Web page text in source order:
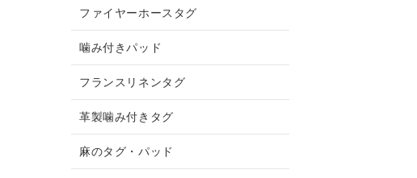
ファイヤーホースタグ
噛み付きパッド
フランスリネンタグ
革製噛み付きタグ
麻のタグ・パッド